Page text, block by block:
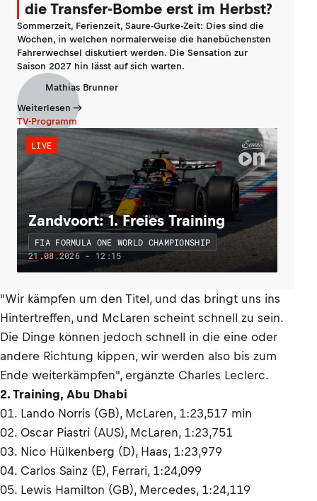
die Transfer-Bombe erst im Herbst?
Sommerzeit, Ferienzeit, Saure-Gurke-Zeit: Dies sind die
Wochen, in welchen normalerweise die hanebüchensten
Fahrerwechsel diskutiert werden. Die Sensation zur
Saison 2027 hin lässt auf sich warten.
Mathias Brunner
Weiterlesen
TV-Programm
LIVE
Zandvoort: 1. Freies Training
FIA FORMULA ONE WORLD CHAMPIONSHIP
21.08.2026 - 12:15
"Wir kämpfen um den Titel, und das bringt uns ins
Hintertreffen, und McLaren scheint schnell zu sein.
Die Dinge können jedoch schnell in die eine oder
andere Richtung kippen, wir werden also bis zum
Ende weiterkämpfen", ergänzte Charles Leclerc.
2. Training, Abu Dhabi
01. Lando Norris (GB), McLaren, 1:23,517 min
02. Oscar Piastri (AUS), McLaren, 1:23,751
03. Nico Hülkenberg (D), Haas, 1:23,979
04. Carlos Sainz (E), Ferrari, 1:24,099
05. Lewis Hamilton (GB), Mercedes, 1:24,119